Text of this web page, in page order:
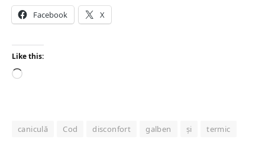
Facebook X
Like this:
Loading…
caniculă Cod disconfort galben și termic